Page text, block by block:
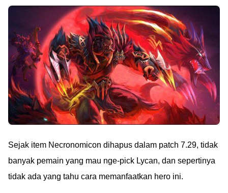
Sejak item Necronomicon dihapus dalam patch 7.29, tidak
banyak pemain yang mau nge-pick Lycan, dan sepertinya
tidak ada yang tahu cara memanfaatkan hero ini.